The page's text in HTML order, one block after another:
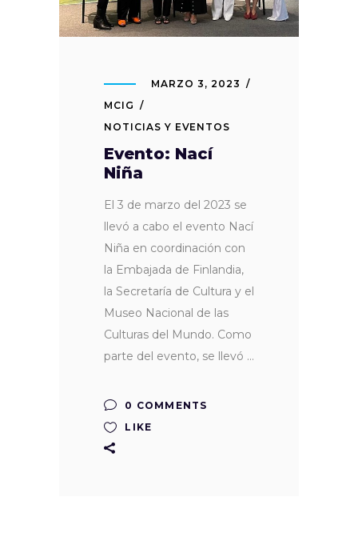
MARZO 3, 2023
MCIG
NOTICIAS Y EVENTOS
Evento: Nací
Niña
El 3 de marzo del 2023 se
llevó a cabo el evento Nací
Niña en coordinación con
la Embajada de Finlandia,
la Secretaría de Cultura y el
Museo Nacional de las
Culturas del Mundo. Como
parte del evento, se llevó
0 COMMENTS
LIKE